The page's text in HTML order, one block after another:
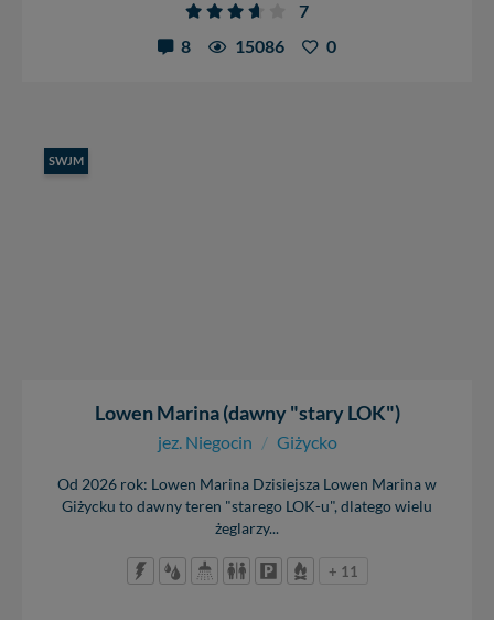
7
8
15086 0
SWJM
Lowen Marina (dawny "stary LOK")
jez. Niegocin / Giżycko
Od 2026 rok: Lowen Marina Dzisiejsza Lowen Marina w
Giżycku to dawny teren "starego LOK-u", dlatego wielu
żeglarzy...
+ 11
danych, zażądać ich poprawienia lub usunięcia,
zabronić ich przetwarzania. Pamiętaj jednak, że nie
zrobić za Ciebie.